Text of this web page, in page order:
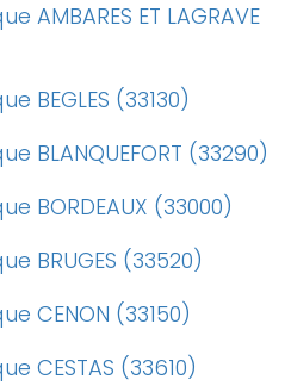
AMBARES ET LAGRAVE
BEGLES (33130)
BLANQUEFORT (33290)
BORDEAUX (33000)
BRUGES (33520)
CENON (33150)
CESTAS (33610)